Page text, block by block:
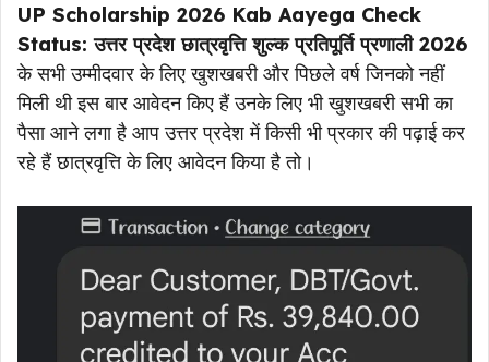
UP Scholarship 2026 Kab Aayega Check
Status: उत्तर प्रदेश छात्रवृत्ति शुल्क प्रतिपूर्ति प्रणाली 2026
के सभी उम्मीदवार के लिए खुशखबरी और पिछले वर्ष जिनको नहीं
मिली थी इस बार आवेदन किए हैं उनके लिए भी खुशखबरी सभी का
पैसा आने लगा है आप उत्तर प्रदेश में किसी भी प्रकार की पढ़ाई कर
रहे हैं छात्रवृत्ति के लिए आवेदन किया है तो।